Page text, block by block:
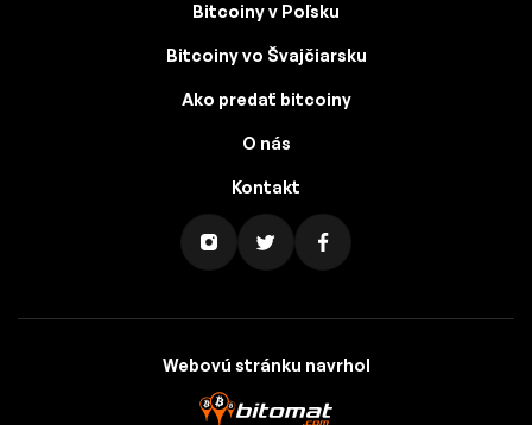
Bitcoiny v Poľsku
Bitcoiny vo Švajčiarsku
Ako predať bitcoiny
O nás
Kontakt
Webovú stránku navrhol